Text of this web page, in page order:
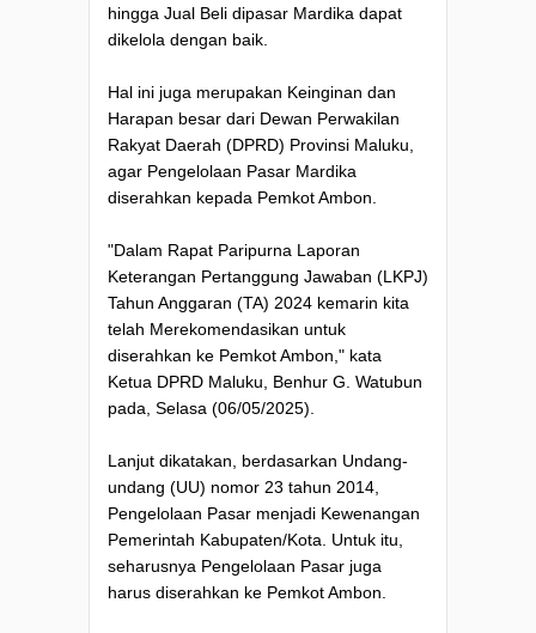
hingga Jual Beli dipasar Mardika dapat
dikelola dengan baik.
Hal ini juga merupakan Keinginan dan
Harapan besar dari Dewan Perwakilan
Rakyat Daerah (DPRD) Provinsi Maluku,
agar Pengelolaan Pasar Mardika
diserahkan kepada Pemkot Ambon.
"Dalam Rapat Paripurna Laporan
Keterangan Pertanggung Jawaban (LKPJ)
Tahun Anggaran (TA) 2024 kemarin kita
telah Merekomendasikan untuk
diserahkan ke Pemkot Ambon," kata
Ketua DPRD Maluku, Benhur G. Watubun
pada, Selasa (06/05/2025).
Lanjut dikatakan, berdasarkan Undang-
undang (UU) nomor 23 tahun 2014,
Pengelolaan Pasar menjadi Kewenangan
Pemerintah Kabupaten/Kota. Untuk itu,
seharusnya Pengelolaan Pasar juga
harus diserahkan ke Pemkot Ambon.